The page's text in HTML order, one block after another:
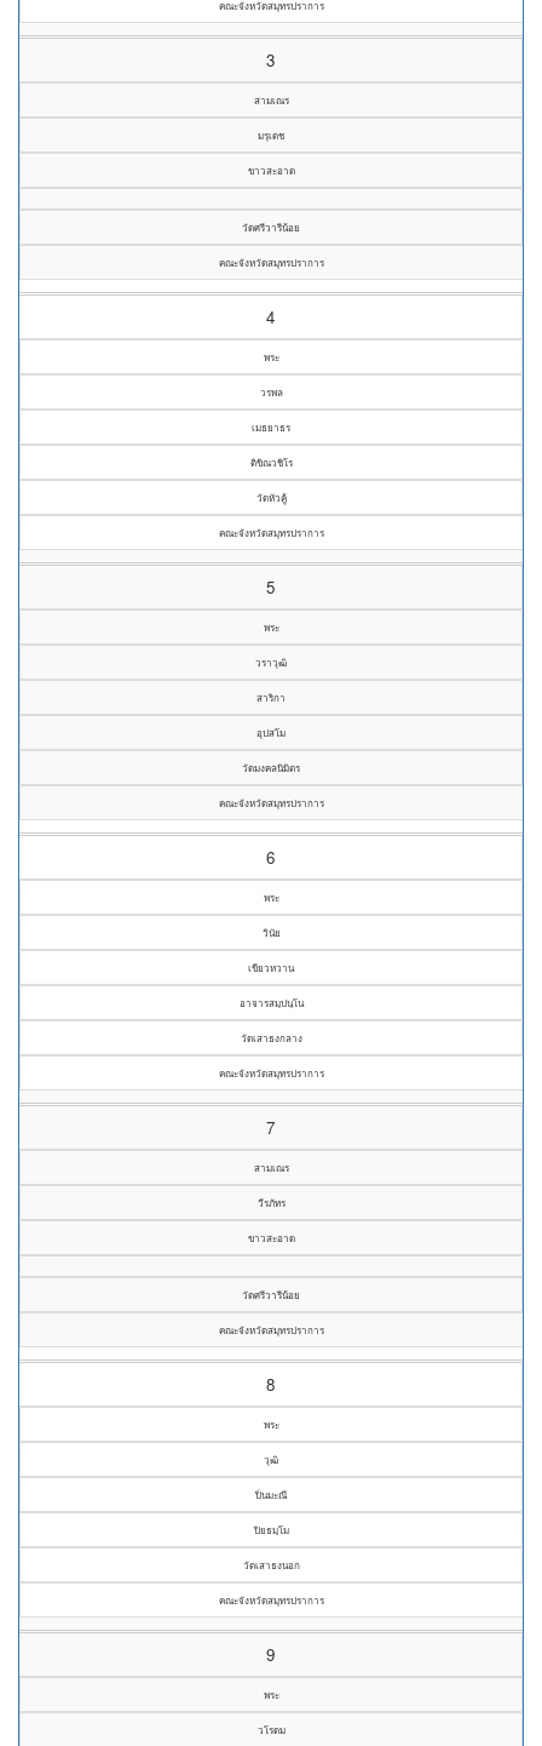
คณะจังหวัดสมุทรปราการ
3
สามเณร
มรุเดช
ขาวสะอาด
วัดศรีวารีน้อย
คณะจังหวัดสมุทรปราการ
4
พระ
วรพล
เมธยาธร
ติขิณวชิโร
วัดหัวคู้
คณะจังหวัดสมุทรปราการ
5
พระ
วราวุฒิ
สาริกา
อุปสโม
วัดมงคลนิมิตร
คณะจังหวัดสมุทรปราการ
6
พระ
วินัย
เขียวหวาน
อาจารสมฺปนฺโน
วัดเสาธงกลาง
คณะจังหวัดสมุทรปราการ
7
สามเณร
วีรภัทร
ขาวสะอาด
วัดศรีวารีน้อย
คณะจังหวัดสมุทรปราการ
8
พระ
วุฒิ
ปิ่นมะณี
ปิยธมฺโม
วัดเสาธงนอก
คณะจังหวัดสมุทรปราการ
9
พระ
วโรดม